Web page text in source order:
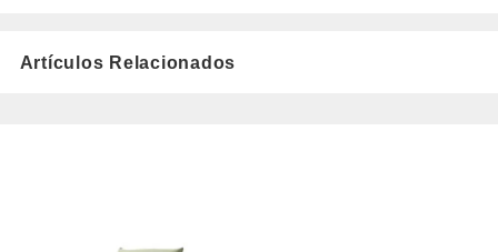
Artículos Relacionados